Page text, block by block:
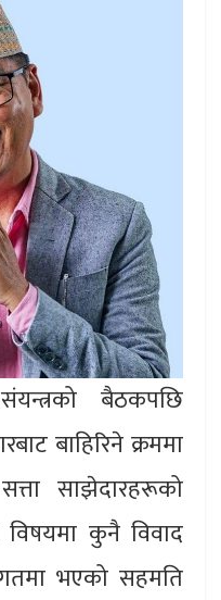
बैठकपछि
बाहिरिने क्रममा
साझेदारहरूको
कुनै विवाद
भएको सहमति